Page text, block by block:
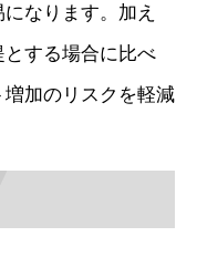
なります。加え
する場合に比べ
加のリスクを軽減